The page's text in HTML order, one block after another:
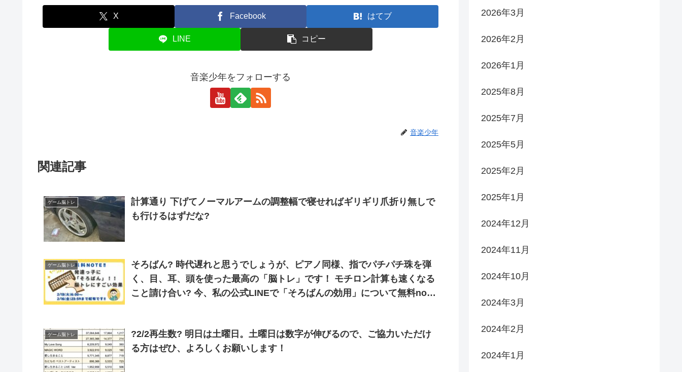
X Facebook はてブ
LINE コピー
音楽少年をフォローする
音楽少年
関連記事
ゲーム脳トレ
計算通り 下げてノーマルアームの調整幅で寝せればギリギリ爪折り無しで
も行けるはずだな?
ゲーム脳トレ
そろばん? 時代遅れと思うでしょうが、ピアノ同様、指でパチパチ珠を弾
く、目、耳、頭を使った最高の「脳トレ」です！ モチロン計算も速くなる
こと請け合い? 今、私の公式LINEで「そろばんの効用」について無料note
ゲーム脳トレ
?2/2再生数? 明日は土曜日。土曜日は数字が伸びるので、ご協力いただけ
る方はぜひ、よろしくお願いします！
2026年3月
2026年2月
2026年1月
2025年8月
2025年7月
2025年5月
2025年2月
2025年1月
2024年12月
2024年11月
2024年10月
2024年3月
2024年2月
2024年1月